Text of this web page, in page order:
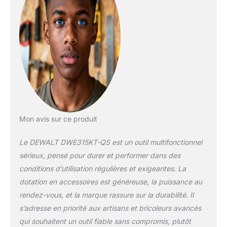
puissant de 300W
qui délivre jusqu'à
22000opm avec un
angle d'oscillation de
1,6°, cet outil
polyvalent peut
effectuer de
nombreux travaux de
variable pour adapter
ERGONOMIE : Grâce
à son système de
changement rapide,
vous pouvez
changer les
aucun outil, c'est un
Mon avis sur ce produit
Le DEWALT DWE315KT-QS est un outil multifonctionnel
sérieux, pensé pour durer et performer dans des
conditions d’utilisation régulières et exigeantes. La
dotation en accessoires est généreuse, la puissance au
rendez-vous, et la marque rassure sur la durabilité. Il
s’adresse en priorité aux artisans et bricoleurs avancés
qui souhaitent un outil fiable sans compromis, plutôt